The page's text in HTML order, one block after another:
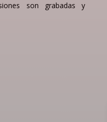
son grabadas y